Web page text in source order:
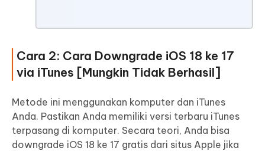
Cara 2: Cara Downgrade iOS 18 ke 17
via iTunes [Mungkin Tidak Berhasil]
Metode ini menggunakan komputer dan iTunes
Anda. Pastikan Anda memiliki versi terbaru iTunes
terpasang di komputer. Secara teori, Anda bisa
downgrade iOS 18 ke 17 gratis dari situs Apple jika